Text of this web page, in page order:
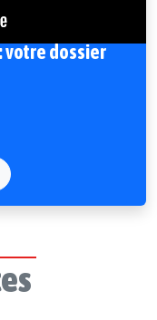
votre dossier